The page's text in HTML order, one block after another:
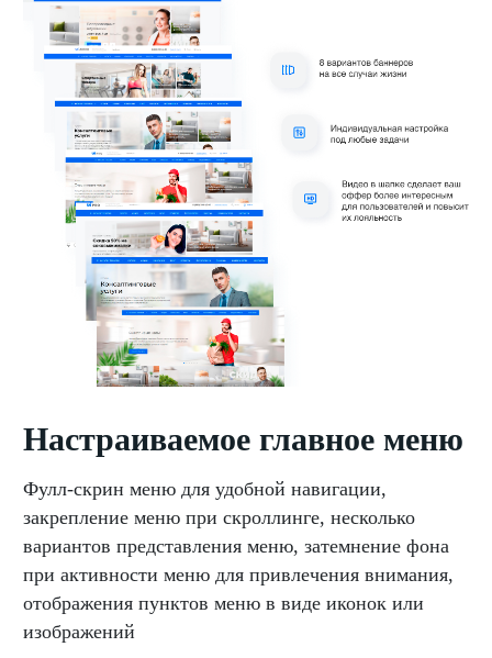
Настраиваемое главное меню
Фулл-скрин меню для удобной навигации,
закрепление меню при скроллинге, несколько
вариантов представления меню, затемнение фона
при активности меню для привлечения внимания,
отображения пунктов меню в виде иконок или
изображений